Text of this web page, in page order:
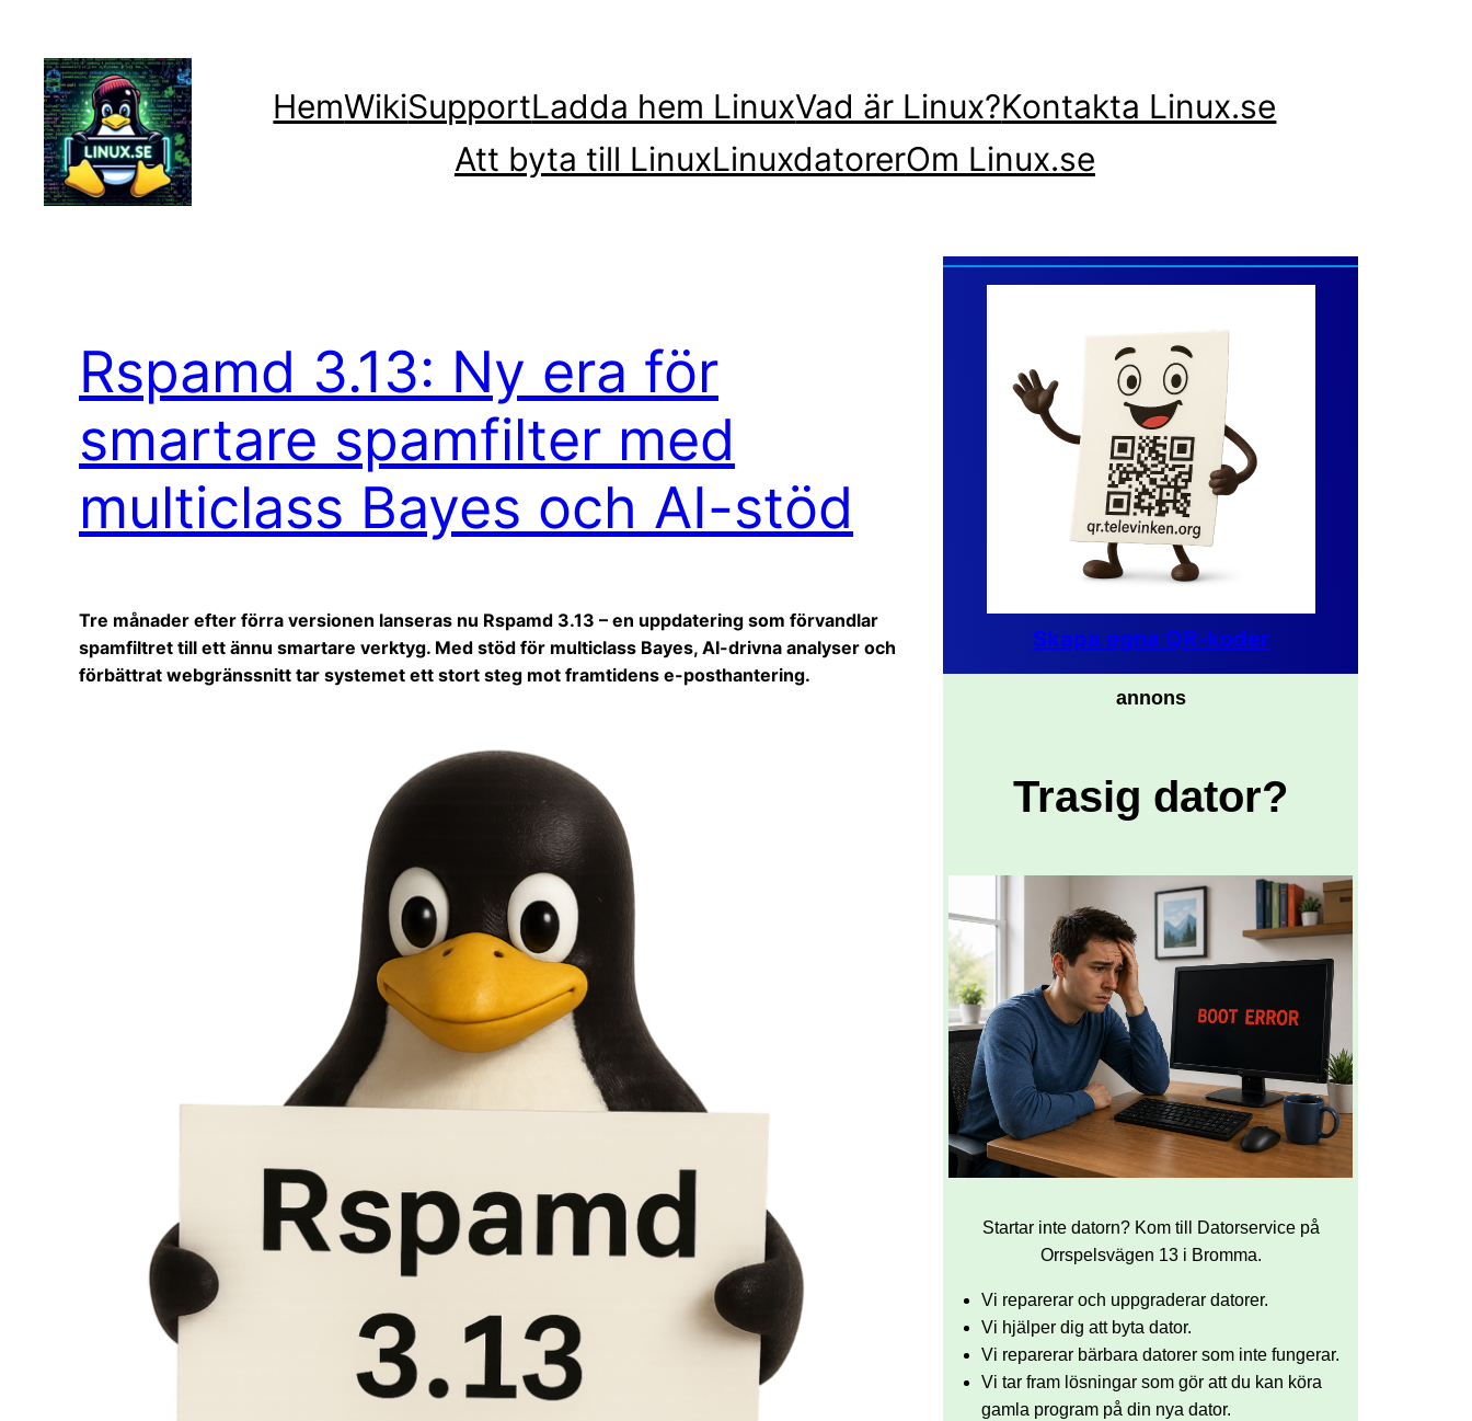
innehåll
HemWikiSupportLadda hem LinuxVad är Linux?Kontakta Linux.se
Att byta till LinuxLinuxdatorerOm Linux.se
Rspamd 3.13: Ny era för
smartare spamfilter med
multiclass Bayes och AI-stöd
Tre månader efter förra versionen lanseras nu Rspamd 3.13 – en uppdatering som förvandlar
spamfiltret till ett ännu smartare verktyg. Med stöd för multiclass Bayes, AI-drivna analyser och
förbättrat webgränssnitt tar systemet ett stort steg mot framtidens e-posthantering.
Skapa egna QR-koder
annons
Trasig dator?
Startar inte datorn? Kom till Datorservice på
Orrspelsvägen 13 i Bromma.
Vi reparerar och uppgraderar datorer.
Vi hjälper dig att byta dator.
Vi reparerar bärbara datorer som inte fungerar.
Vi tar fram lösningar som gör att du kan köra
gamla program på din nya dator.